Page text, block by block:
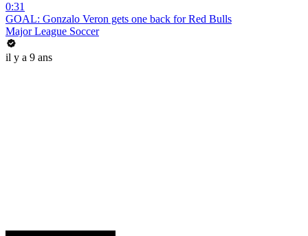
0:31
GOAL: Gonzalo Veron gets one back for Red Bulls
Major League Soccer
il y a 9 ans